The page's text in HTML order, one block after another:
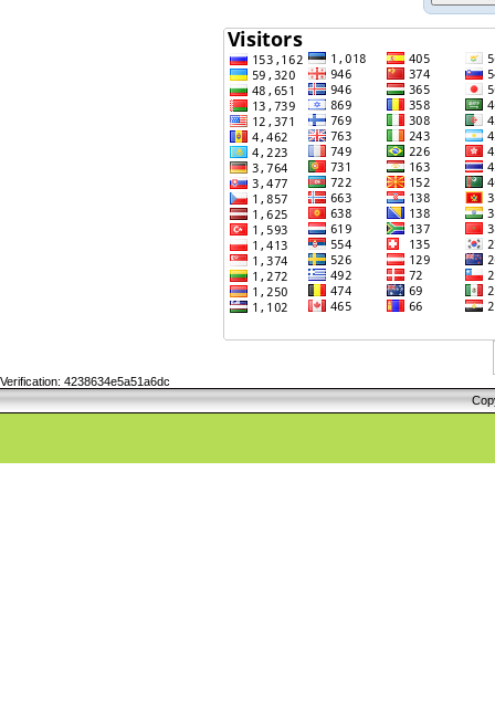
Verification: 4238634e5a51a6dc